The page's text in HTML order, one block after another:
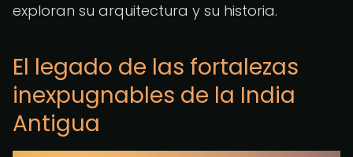
exploran su arquitectura y su historia.
El legado de las fortalezas
inexpugnables de la India
Antigua